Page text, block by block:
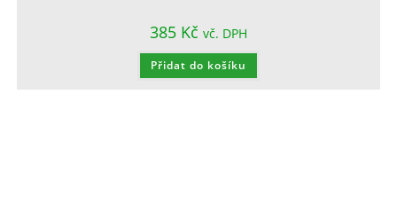
385 Kč vč. DPH
Přidat do košíku